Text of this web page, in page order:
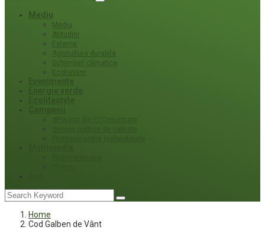
Mediu
Mediu
Atitudini
Externe
Agricultura durabila
Schimbari climatice
Ecoturism
Home
Cod Galben de Vânt